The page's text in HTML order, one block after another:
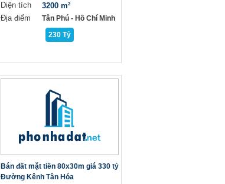
Diện tích
Địa điểm
3200 m²
Tân Phú - Hồ Chí Minh
230 Tỷ
Bán đất mặt tiền 80x30m giá 330 tỷ
Đường Kênh Tân Hóa